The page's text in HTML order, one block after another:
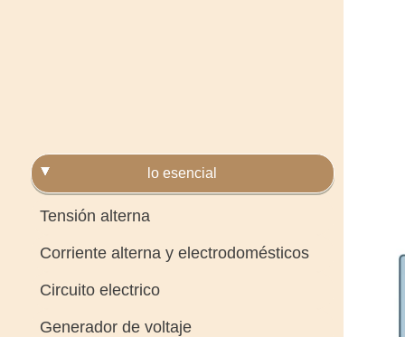
lo esencial
Tensión alterna
Corriente alterna y electrodomésticos
Circuito electrico
Generador de voltaje